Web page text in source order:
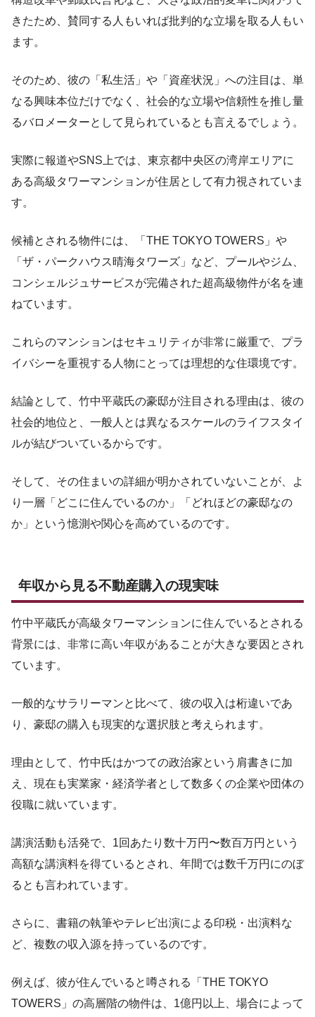
きたため、賛同する人もいれば批判的な立場を取る人もい
ます。
そのため、彼の「私生活」や「資産状況」への注目は、単
なる興味本位だけでなく、社会的な立場や信頼性を推し量
るバロメーターとして見られているとも言えるでしょう。
実際に報道やSNS上では、東京都中央区の湾岸エリアに
ある高級タワーマンションが住居として有力視されていま
す。
候補とされる物件には、「THE TOKYO TOWERS」や
「ザ・パークハウス晴海タワーズ」など、プールやジム、
コンシェルジュサービスが完備された超高級物件が名を連
ねています。
これらのマンションはセキュリティが非常に厳重で、プラ
イバシーを重視する人物にとっては理想的な住環境です。
結論として、竹中平蔵氏の豪邸が注目される理由は、彼の
社会的地位と、一般人とは異なるスケールのライフスタイ
ルが結びついているからです。
そして、その住まいの詳細が明かされていないことが、よ
り一層「どこに住んでいるのか」「どれほどの豪邸なの
か」という憶測や関心を高めているのです。
年収から見る不動産購入の現実味
竹中平蔵氏が高級タワーマンションに住んでいるとされる
背景には、非常に高い年収があることが大きな要因とされ
ています。
一般的なサラリーマンと比べて、彼の収入は桁違いであ
り、豪邸の購入も現実的な選択肢と考えられます。
理由として、竹中氏はかつての政治家という肩書きに加
え、現在も実業家・経済学者として数多くの企業や団体の
役職に就いています。
講演活動も活発で、1回あたり数十万円〜数百万円という
高額な講演料を得ているとされ、年間では数千万円にのぼ
るとも言われています。
さらに、書籍の執筆やテレビ出演による印税・出演料な
ど、複数の収入源を持っているのです。
例えば、彼が住んでいると噂される「THE TOKYO
TOWERS」の高層階の物件は、1億円以上、場合によって